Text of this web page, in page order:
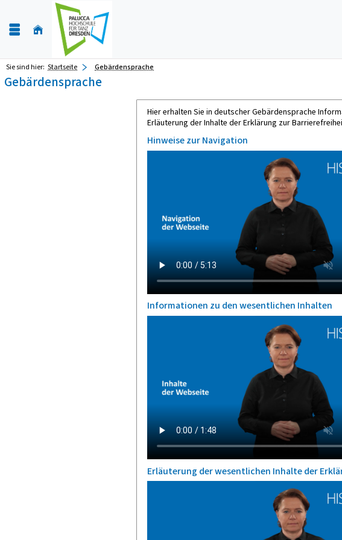
Sie sind hier: Startseite Gebärdensprache
Gebärdensprache
Hier erhalten Sie in deutscher Gebärdensprache
Erläuterung der Inhalte der Erklärung zur
Hinweise zur Navigation
Informationen zu den wesentlichen Inhalten
Erläuterung der wesentlichen Inhalte der